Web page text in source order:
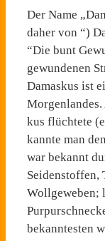
Der Name
daher von “)
“Die bunt
gewundenen
Damaskus ist
kus flüchtete
kannte man
war bekannt
Seidenstoffen,
Wollgeweben;
bekanntesten